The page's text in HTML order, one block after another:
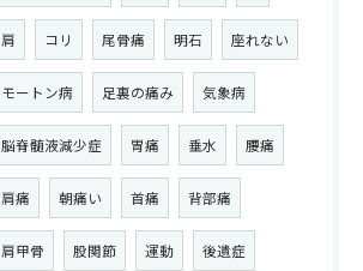
肩 コリ 尾骨痛 明石 座れない
モートン病 足裏の痛み 気象病
脳脊髄液減少症 胃痛 垂水 腰痛
肩痛 朝痛い 首痛 背部痛
肩甲骨 股関節 運動 後遺症